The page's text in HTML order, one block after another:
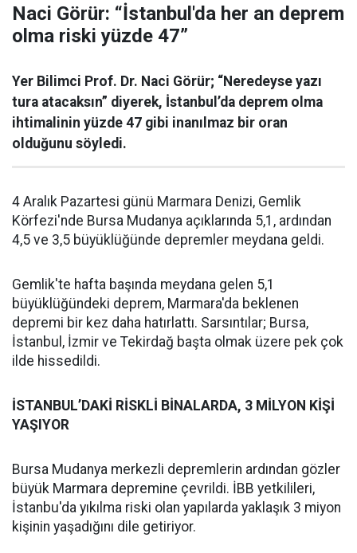
Naci Görür: “İstanbul'da her an deprem
olma riski yüzde 47”
Yer Bilimci Prof. Dr. Naci Görür; “Neredeyse yazı
tura atacaksın” diyerek, İstanbul’da deprem olma
ihtimalinin yüzde 47 gibi inanılmaz bir oran
olduğunu söyledi.
4 Aralık Pazartesi günü Marmara Denizi, Gemlik
Körfezi'nde Bursa Mudanya açıklarında 5,1, ardından
4,5 ve 3,5 büyüklüğünde depremler meydana geldi.
Gemlik'te hafta başında meydana gelen 5,1
büyüklüğündeki deprem, Marmara'da beklenen
depremi bir kez daha hatırlattı. Sarsıntılar; Bursa,
İstanbul, İzmir ve Tekirdağ başta olmak üzere pek çok
ilde hissedildi.
İSTANBUL’DAKİ RİSKLİ BİNALARDA, 3 MİLYON KİŞİ
YAŞIYOR
Bursa Mudanya merkezli depremlerin ardından gözler
büyük Marmara depremine çevrildi. İBB yetkilileri,
İstanbu'da yıkılma riski olan yapılarda yaklaşık 3 miyon
kişinin yaşadığını dile getiriyor.